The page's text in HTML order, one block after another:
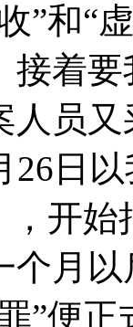
”和“
接着
人员
26日
，开
月
”便